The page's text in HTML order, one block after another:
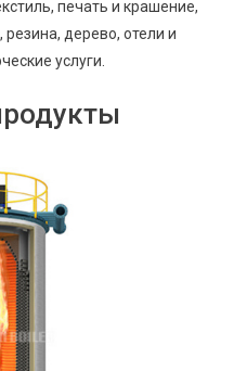
печать и крашение,
дерево, отели и
услуги.